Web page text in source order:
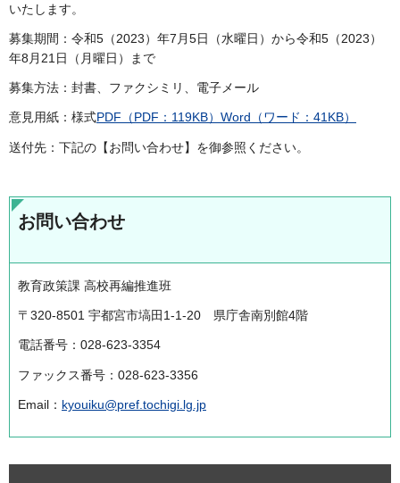
いたします。
募集期間：令和5（2023）年7月5日（水曜日）から令和5（2023）
年8月21日（月曜日）まで
募集方法：封書、ファクシミリ、電子メール
意見用紙：様式PDF（PDF：119KB） Word（ワード：41KB）
送付先：下記の【お問い合わせ】を御参照ください。
お問い合わせ
教育政策課 高校再編推進班
〒320-8501 宇都宮市塙田1-1-20 県庁舎南別館4階
電話番号：028-623-3354
ファックス番号：028-623-3356
Email： kyouiku@pref.tochigi.lg.jp